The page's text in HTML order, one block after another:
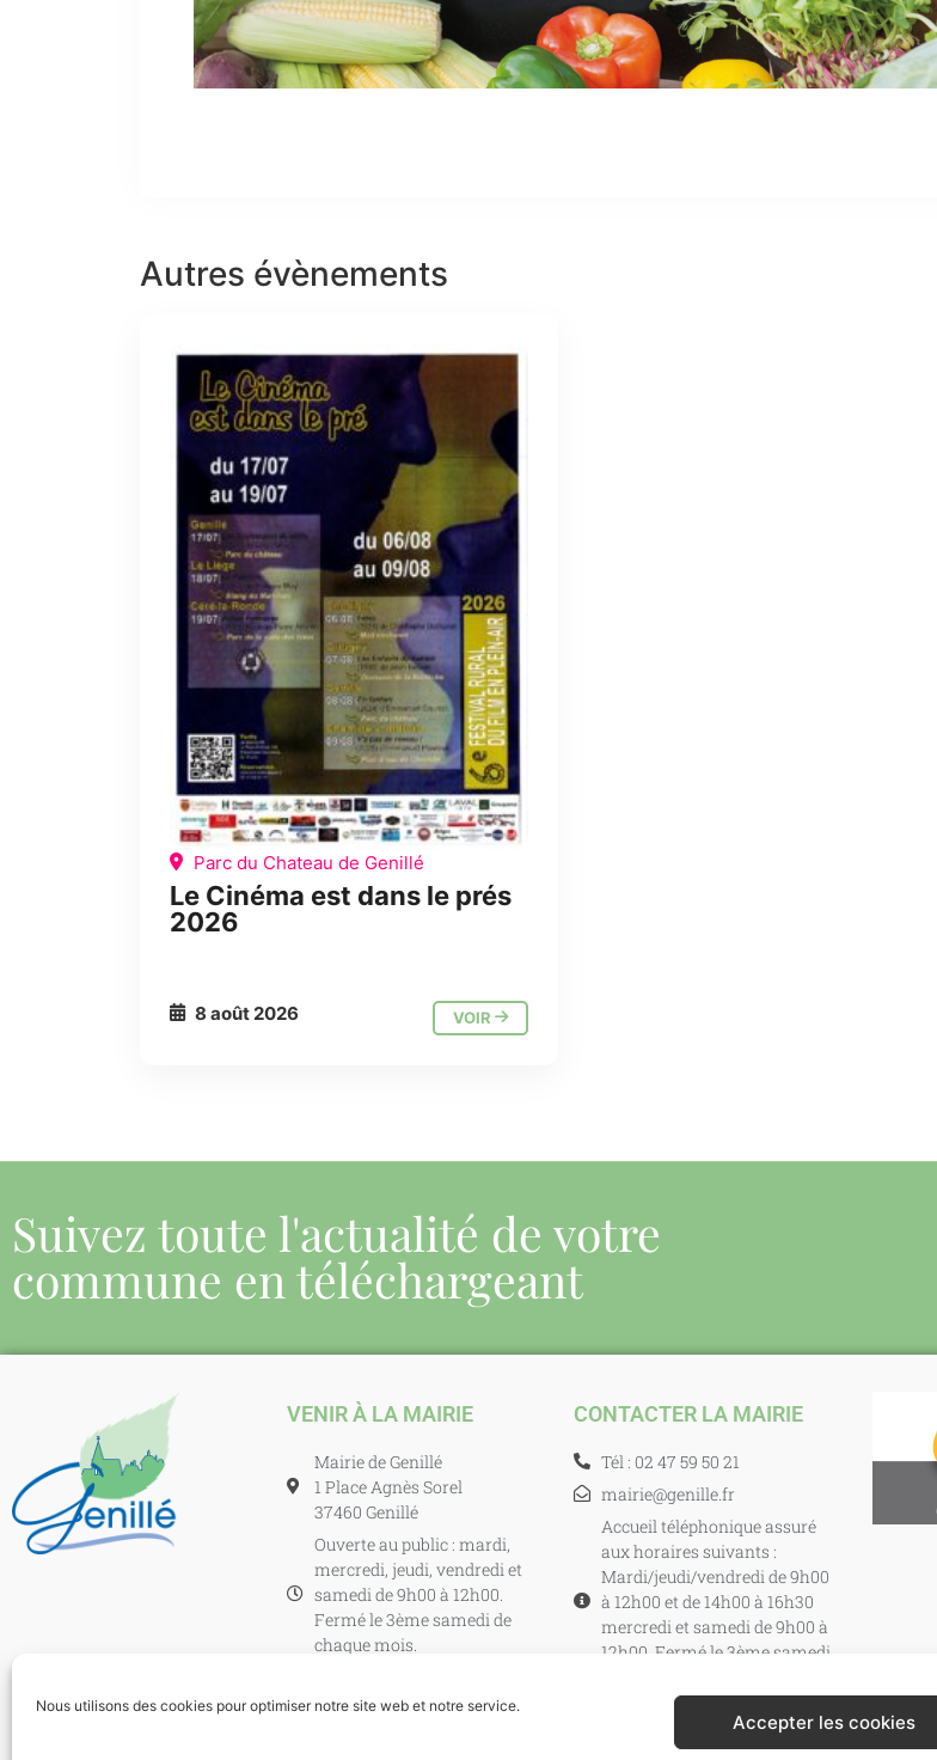
Nous utilisons des cookies pour optimiser notre site web et notre service.
Accepter les cookies
Autres évènements
Parc du Chateau de Genillé
Le Cinéma est dans le prés
2026
8 août 2026 VOIR
Suivez toute l'actualité de votre
commune en téléchargeant
VENIR À LA MAIRIE
Mairie de Genillé
1 Place Agnès Sorel
37460 Genillé
Ouverte au public : mardi,
mercredi, jeudi, vendredi et
samedi de 9h00 à 12h00.
Fermé le 3ème samedi de
chaque mois.
est possible de venir en
CONTACTER LA MAIRIE
Tél : 02 47 59 50 21
mairie@genille.fr
Accueil téléphonique assuré
aux horaires suivants :
Mardi/jeudi/vendredi de 9h00
à 12h00 et de 14h00 à 16h30
mercredi et samedi de 9h00 à
12h00. Fermé le 3ème samedi